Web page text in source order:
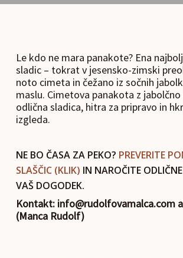
Le kdo ne mara panakote? Ena
sladic – tokrat v jesensko-zimski
noto cimeta in čežano iz sočnih
maslu. Cimetova panakota z jabolčno
odlična sladica, hitra za pripravo in
izgleda.
NE BO ČASA ZA PEKO? PREVERITE
SLAŠČIC (KLIK) IN NAROČITE
VAŠ DOGODEK.
Kontakt: info@rudolfovamalca.com
(Manca Rudolf)